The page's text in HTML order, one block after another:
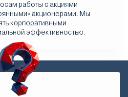
работы с акциями
акционерами. Мы
корпоративными
эффективностью.